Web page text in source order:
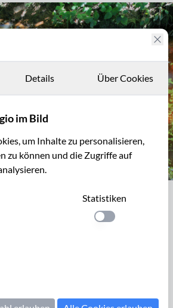
Venn,
bei Roetgen
- doppelt so viel, wie z.B. in Aachen.
rötliches Wasser, da in ihm
Details Über Cookies
im Bild
um Inhalte zu personalisieren,
zu können und die Zugriffe auf
anwenden
Statistiken
Einstellung
anwenden